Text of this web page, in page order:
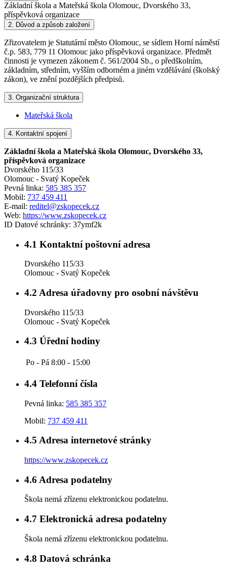
Základní škola a Mateřská škola Olomouc, Dvorského 33,
příspěvková organizace
2. Důvod a způsob založení
Zřizovatelem je Statutární město Olomouc, se sídlem Horní náměstí
č.p. 583, 779 11 Olomouc jako příspěvková organizace. Předmět
činnosti je vymezen zákonem č. 561/2004 Sb., o předškolním,
základním, středním, vyšším odborném a jiném vzdělávání (školský
zákon), ve znění pozdějších předpisů.
3. Organizační struktura
Mateřská škola
4. Kontaktní spojení
Základní škola a Mateřská škola Olomouc, Dvorského 33,
příspěvková organizace
Dvorského 115/33
Olomouc - Svatý Kopeček
Pevná linka: 585 385 357
Mobil: 737 459 411
E-mail: reditel@zskopecek.cz
Web: https://www.zskopecek.cz
ID Datové schránky: 37ymf2k
4.1 Kontaktní poštovní adresa
Dvorského 115/33
Olomouc - Svatý Kopeček
4.2 Adresa úřadovny pro osobní návštěvu
Dvorského 115/33
Olomouc - Svatý Kopeček
4.3 Úřední hodiny
Po - Pá 8:00 - 15:00
4.4 Telefonní čísla
Pevná linka: 585 385 357
Mobil: 737 459 411
4.5 Adresa internetové stránky
https://www.zskopecek.cz
4.6 Adresa podatelny
Škola nemá zřízenu elektronickou podatelnu.
4.7 Elektronická adresa podatelny
Škola nemá zřízenu elektronickou podatelnu.
4.8 Datová schránka